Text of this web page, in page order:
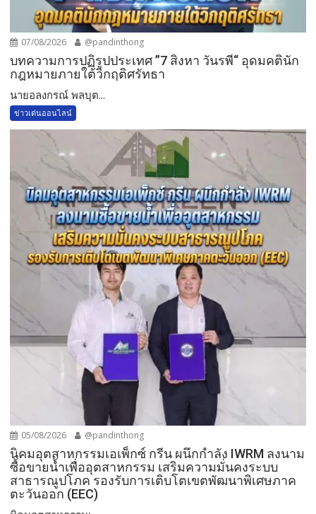
07/08/2026 @pandinthong
บทความการปฏิรูปประเทศ ”7 สิงหา วันรพี“ อุดมคตินัก
กฎหมายภายใต้วิกฤติศรัทธา
นายอลงกรณ์ พลบุต...
ข่าวเด่นออนไลน์
05/08/2026 @pandinthong
​นิคมอุตสาหกรรมเอเพ็กซ์ กรีน ผนึกกำลัง IWRM ลงนาม
ซื้อขายน้ำเพื่ออุตสาหกรรม เสริมความมั่นคงระบบ
สาธารณูปโภค รองรับการเติบโตเขตพัฒนาพิเศษภาค
ตะวันออก (EEC)